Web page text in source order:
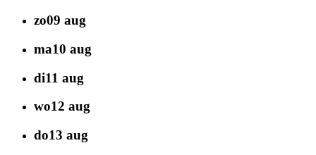
zo09 aug
ma10 aug
di11 aug
wo12 aug
do13 aug